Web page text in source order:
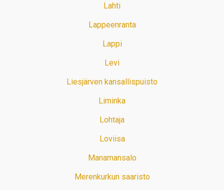
Lahti
Lappeenranta
Lappi
Levi
Liesjärven kansallispuisto
Liminka
Lohtaja
Loviisa
Manamansalo
Merenkurkun saaristo